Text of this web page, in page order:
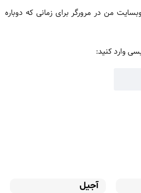
من در مرورگر برای زمانی که دوباره
وارد کنید:
آجیل